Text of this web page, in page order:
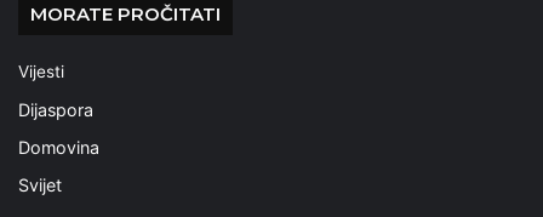
MORATE PROČITATI
Vijesti
Dijaspora
Domovina
Svijet